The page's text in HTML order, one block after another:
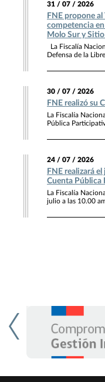
31 / 07 / 2026
FNE propone
competencia
Molo Sur y
La Fiscalía
Defensa de la
30 / 07 / 2026
FNE realizó su
La Fiscalía
Pública
24 / 07 / 2026
FNE realizará
Cuenta
La Fiscalía
julio a las 10.00